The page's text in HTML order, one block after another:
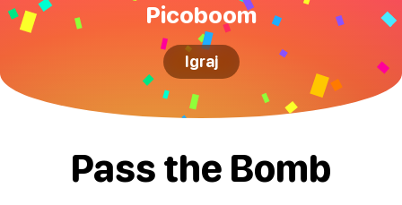
Picoboom
Igraj
Pass the Bomb